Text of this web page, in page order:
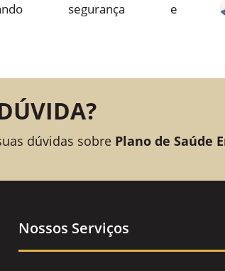
segurança e
dúvidas sobre Plano de Saúde
Nossos Serviços